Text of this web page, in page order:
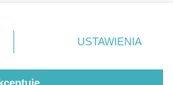
w lewym dolnym rogu strony
danych nie wymagają
prawo sprzeciwić się
będą miały
USTAWIENIA